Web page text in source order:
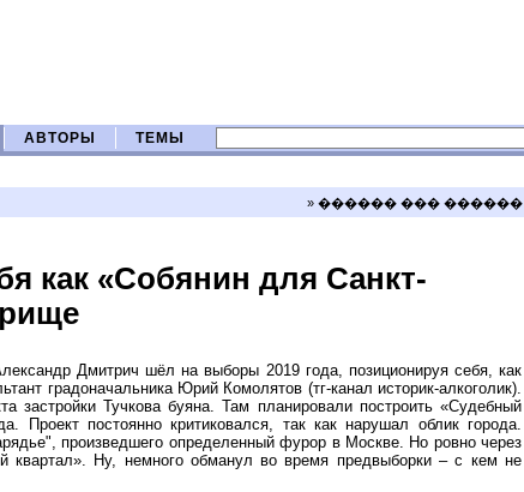
АВТОРЫ ТЕМЫ
» ������ ��� ������
как «Собянин для Санкт-
Дмитрич шёл на выборы 2019 года, позиционируя себя, как
градоначальника Юрий Комолятов (тг-канал историк-алкоголик).
застройки Тучкова буяна. Там планировали построить «Судебный
Проект постоянно критиковался, так как нарушал облик города.
произведшего определенный фурор в Москве. Но ровно через
Ну, немного обманул во время предвыборки – с кем не